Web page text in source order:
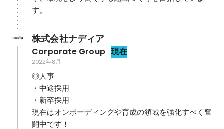
す。
株式会社ナディア
Corporate Group 現在
2022年8月 -
◎人事
・中途採用
・新卒採用
現在はオンボーディングや育成の領域を強化すべく奮
闘中です！